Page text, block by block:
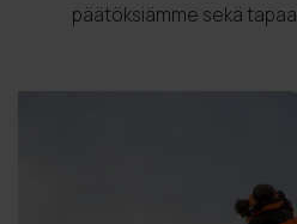
päätöksiämme sekä